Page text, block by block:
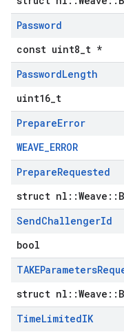
Password
const uint8_t *
PasswordLength
uint16_t
PrepareError
WEAVE_ERROR
PrepareRequested
struct
SendChallengerId
bool
TAKEParameters
struct
TimeLimitedIK